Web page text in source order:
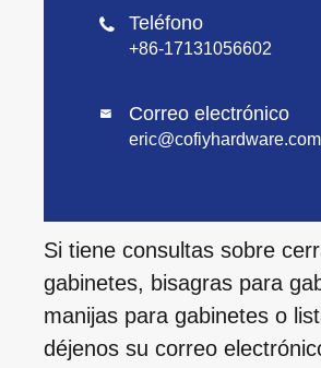
 Teléfono
+86-17131056602
 Correo electrónico
eric@cofiyhardware.com
Si tiene consultas sobre
gabinetes, bisagras para
manijas para gabinetes o
déjenos su correo